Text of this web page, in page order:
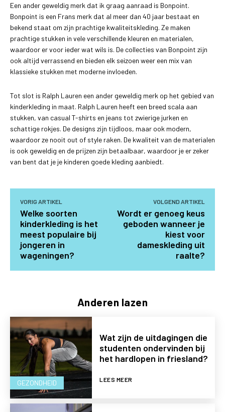
Anderen lazen
GEZONDHEID
Wat zijn de uitdagingen die
studenten ondervinden bij
het hardlopen in friesland?
LEES MEER
Een ander geweldig merk dat ik graag aanraad is Bonpoint.
Bonpoint is een Frans merk dat al meer dan 40 jaar bestaat en
bekend staat om zijn prachtige kwaliteitskleding. Ze maken
prachtige stukken in vele verschillende kleuren en materialen,
waardoor er voor ieder wat wils is. De collecties van Bonpoint zijn
ook altijd verrassend en bieden elk seizoen weer een mix van
klassieke stukken met moderne invloeden.
Tot slot is Ralph Lauren een ander geweldig merk op het gebied van
kinderkleding in maat. Ralph Lauren heeft een breed scala aan
stukken, van casual T-shirts en jeans tot zwierige jurken en
schattige rokjes. De designs zijn tijdloos, maar ook modern,
waardoor ze nooit out of style raken. De kwaliteit van de materialen
is ook geweldig en de prijzen zijn betaalbaar, waardoor je er zeker
van bent dat je je kinderen goede kleding aanbiedt.
VORIG ARTIKEL
Welke soorten
kinderkleding is het
meest populaire bij
jongeren in
wageningen?
VOLGEND ARTIKEL
Wordt er genoeg keus
geboden wanneer je
kiest voor
dameskleding uit
raalte?